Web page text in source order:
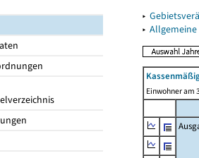
▸
▸
Einwohner am